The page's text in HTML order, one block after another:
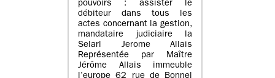
pouvoirs : assister le
débiteur dans tous les
actes concernant la gestion,
mandataire judiciaire la
Selarl Jerome Allais
Représentée par Maître
Jérôme Allais immeuble